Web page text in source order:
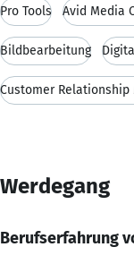
Pro Tools Avid Media
Bildbearbeitung
Customer Relationship
Werdegang
Berufserfahrung